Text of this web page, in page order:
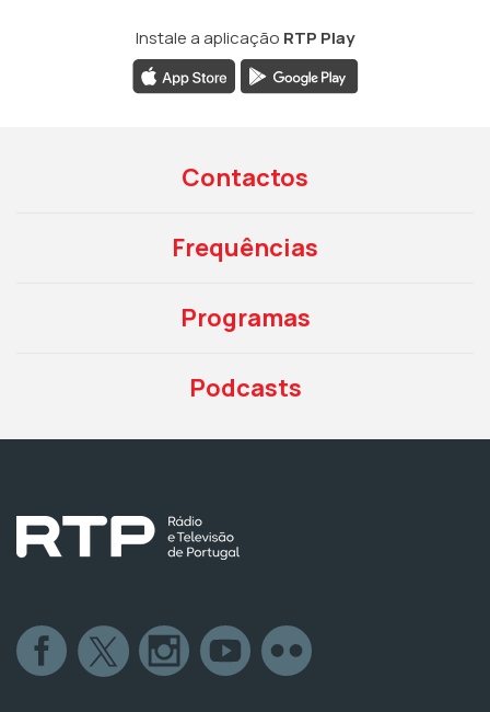
Instale a aplicação RTP Play
Contactos
Frequências
Programas
Podcasts